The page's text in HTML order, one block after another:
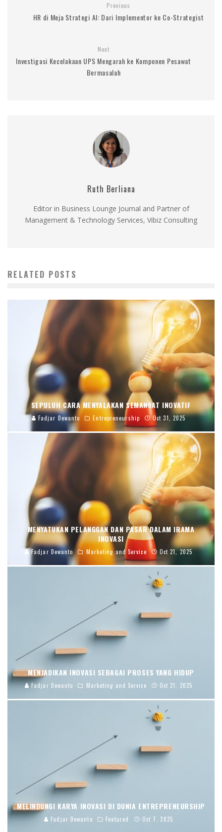
Previous
HR di Meja Strategi AI: Dari Implementor ke Co-Strategist
Next
Investigasi Kecelakaan UPS Mengarah ke Komponen Pesawat
Bermasalah
Ruth Berliana
Editor in Business Lounge Journal and Partner of
Management & Technology Services, Vibiz Consulting
RELATED POSTS
SEPULUH CARA MENYALAKAN SEMANGAT INOVATIF
Fadjar Dewanto Entrepreneurship Oct 31, 2025
MENYATUKAN PELANGGAN DAN PASAR DALAM IRAMA
INOVASI
Fadjar Dewanto Marketing and Service Oct 21, 2025
MENJADIKAN INOVASI SEBAGAI PROSES YANG HIDUP
Fadjar Dewanto Marketing and Service Oct 21, 2025
MELINDUNGI KARYA INOVASI DI DUNIA ENTREPRENEURSHIP
Fadjar Dewanto Featured Oct 7, 2025